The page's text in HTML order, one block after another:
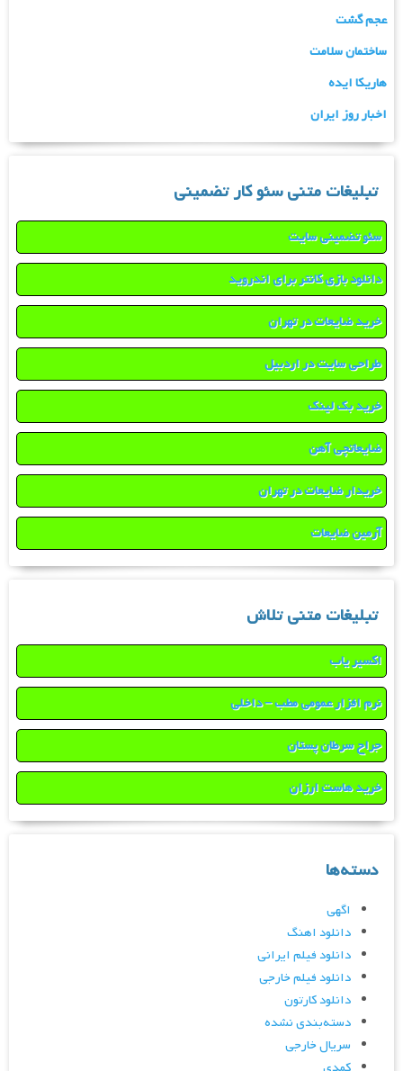
عجم گشت
ساختمان سلامت
هاریکا ایده
اخبار روز ایران
تبلیغات متنی سئو کار تضمینی
سئو تضمینی سایت
دانلود بازی کانتر برای اندروید
خرید ضایعات در تهران
طراحی سایت در اردبیل
خرید بک لینک
ضایعاتچی آهن
خریدار ضایعات در تهران
آرمین ضایعات
تبلیغات متنی تلاش
اکسیر یاب
نرم افزار عمومی مطب – داخلی
جراح سرطان پستان
خرید هاست ارزان
دسته‌ها
اگهی
دانلود اهنگ
دانلود فیلم ایرانی
دانلود فیلم خارجی
دانلود کارتون
دسته‌بندی نشده
سریال خارجی